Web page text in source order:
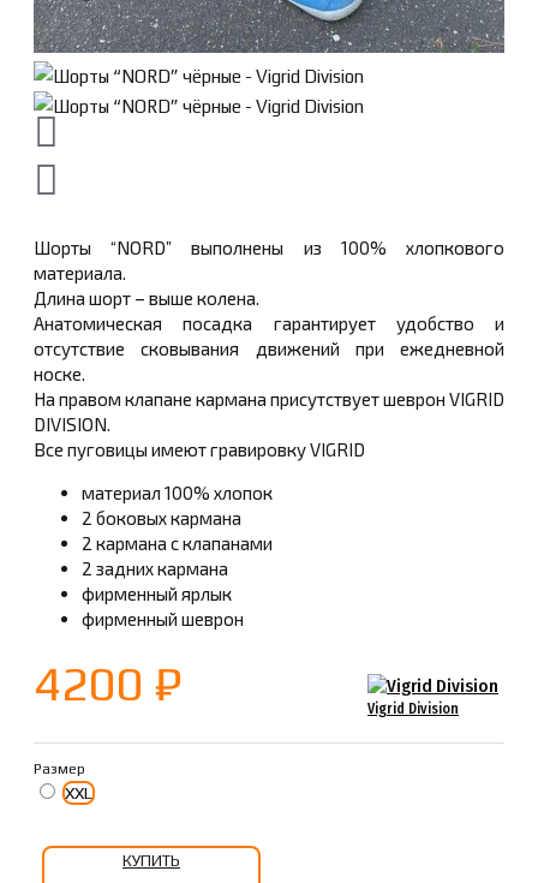
Шорты “NORD” выполнены из 100% хлопкового
материала.
Длина шорт – выше колена.
Анатомическая посадка гарантирует удобство и
отсутствие сковывания движений при ежедневной
носке.
На правом клапане кармана присутствует шеврон VIGRID
DIVISION.
Все пуговицы имеют гравировку VIGRID
материал 100% хлопок
2 боковых кармана
2 кармана с клапанами
2 задних кармана
фирменный ярлык
фирменный шеврон
4200 ₽ Vigrid Division
Размер
XXL
КУПИТЬ